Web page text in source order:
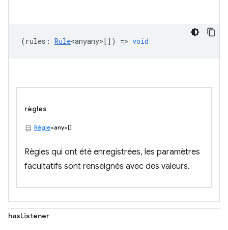
(rules : Rule<anyany> []) => void
règles
Règle<any>[]
Règles qui ont été enregistrées, les paramètres
facultatifs sont renseignés avec des valeurs.
hasListener